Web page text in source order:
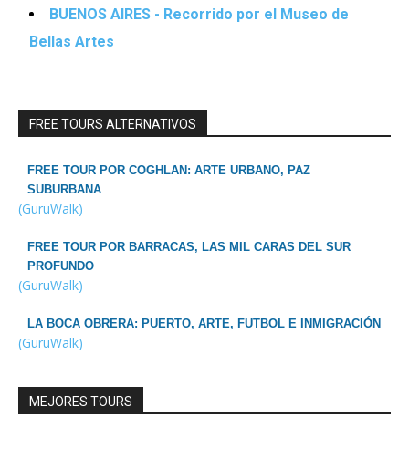
BUENOS AIRES - Recorrido por el Museo de
Bellas Artes
FREE TOURS ALTERNATIVOS
FREE TOUR POR COGHLAN: ARTE URBANO, PAZ
SUBURBANA
(GuruWalk)
FREE TOUR POR BARRACAS, LAS MIL CARAS DEL SUR
PROFUNDO
(GuruWalk)
LA BOCA OBRERA: PUERTO, ARTE, FUTBOL E INMIGRACIÓN
(GuruWalk)
MEJORES TOURS